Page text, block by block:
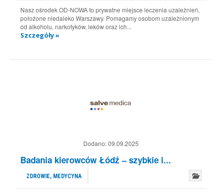
Nasz ośrodek OD-NOWA to prywatne miejsce leczenia uzależnień,
położone niedaleko Warszawy. Pomagamy osobom uzależnionym
od alkoholu, narkotyków, leków oraz ich...
Szczegóły »
Dodano:09.09.2025
Badania kierowców Łódź – szybkie i...
ZDROWIE, MEDYCYNA